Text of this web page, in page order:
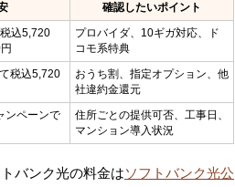
確認したいポイント
込5,720
プロバイダ、10ギガ対応、ド
コモ系特典
税込5,720
おうち割、指定オプション、他
社違約金還元
ンペーンで
住所ごとの提供可否、工事日、
マンション導入状況
トバンク光の料金はソフトバンク光公